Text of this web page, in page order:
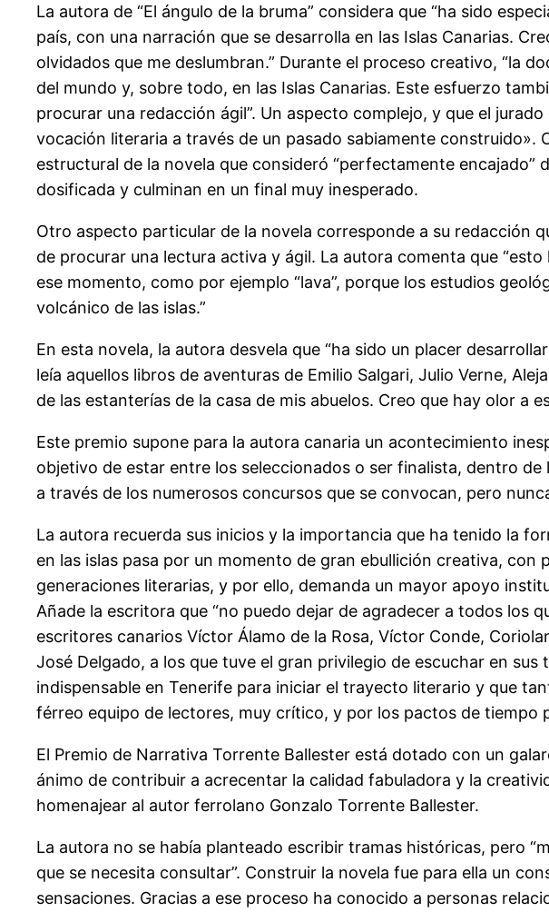
La autora de “El ángulo de la bruma” considera que “ha sido
país, con una narración que se desarrolla en las Islas Canarias.
olvidados que me deslumbran.” Durante el proceso creativo, “la
del mundo y, sobre todo, en las Islas Canarias. Este esfuerzo
procurar una redacción ágil”. Un aspecto complejo, y que el
vocación literaria a través de un pasado sabiamente
estructural de la novela que consideró “perfectamente encajado”
dosificada y culminan en un final muy inesperado.
Otro aspecto particular de la novela corresponde a su redacción
de procurar una lectura activa y ágil. La autora comenta que
ese momento, como por ejemplo “lava”, porque los estudios
volcánico de las islas.”
En esta novela, la autora desvela que “ha sido un placer
leía aquellos libros de aventuras de Emilio Salgari, Julio Verne,
de las estanterías de la casa de mis abuelos. Creo que hay olor a
Este premio supone para la autora canaria un acontecimiento
objetivo de estar entre los seleccionados o ser finalista, dentro
a través de los numerosos concursos que se convocan, pero
La autora recuerda sus inicios y la importancia que ha tenido la
en las islas pasa por un momento de gran ebullición creativa,
generaciones literarias, y por ello, demanda un mayor apoyo
Añade la escritora que “no puedo dejar de agradecer a todos los
escritores canarios Víctor Álamo de la Rosa, Víctor Conde,
José Delgado, a los que tuve el gran privilegio de escuchar en
indispensable en Tenerife para iniciar el trayecto literario y que
férreo equipo de lectores, muy crítico, y por los pactos de tiempo
El Premio de Narrativa Torrente Ballester está dotado con un
ánimo de contribuir a acrecentar la calidad fabuladora y la
homenajear al autor ferrolano Gonzalo Torrente Ballester.
La autora no se había planteado escribir tramas históricas, pero
que se necesita consultar”. Construir la novela fue para ella un
sensaciones. Gracias a ese proceso ha conocido a personas